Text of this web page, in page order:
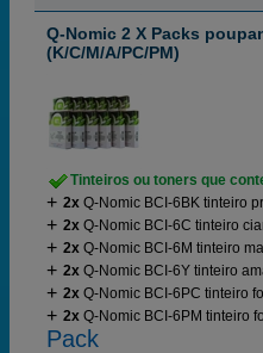
Q-Nomic 2 X Packs
(K/C/M/A/PC/PM)
Tinteiros ou toners que
2x Q-Nomic BCI-6BK tinteiro
2x Q-Nomic BCI-6C tinteiro
2x Q-Nomic BCI-6M tinteiro
2x Q-Nomic BCI-6Y tinteiro
2x Q-Nomic BCI-6PC tinteiro
2x Q-Nomic BCI-6PM tinteiro
Pack